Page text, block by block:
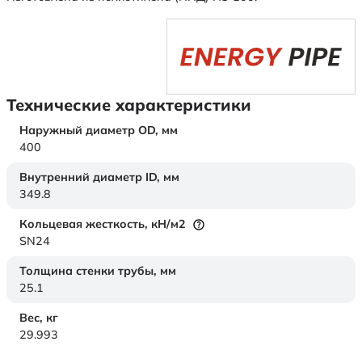
Технические характеристики
Наружный диаметр OD, мм
400
Внутренний диаметр ID, мм
349.8
Кольцевая жесткость, кН/м2
SN24
Толщина стенки трубы, мм
25.1
Вес, кг
29.993